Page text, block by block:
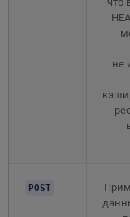
не
POST